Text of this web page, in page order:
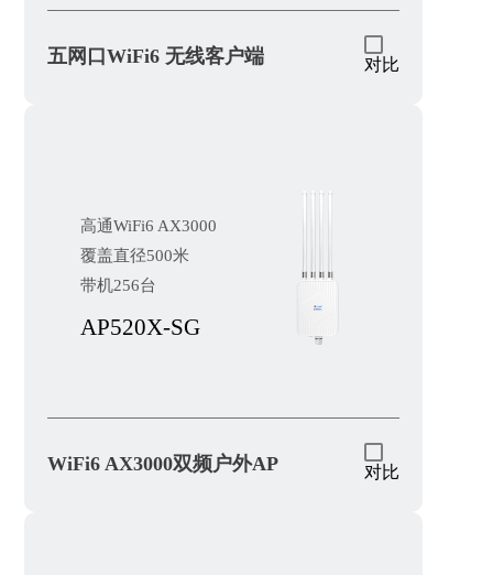
五网口WiFi6 无线客户端 对比
高通WiFi6 AX3000
覆盖直径500米
带机256台
AP520X-SG
WiFi6 AX3000双频户外AP 对比